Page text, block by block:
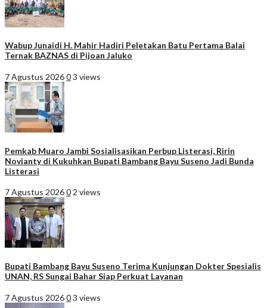
Wabup Junaidi H. Mahir Hadiri Peletakan Batu Pertama Balai
Ternak BAZNAS di Pijoan Jaluko
7 Agustus 202603 views
Pemkab Muaro Jambi Sosialisasikan Perbup Listerasi, Ririn
Novianty di Kukuhkan Bupati Bambang Bayu Suseno Jadi Bunda
Listerasi
7 Agustus 20260 2 views
Bupati Bambang Bayu Suseno Terima Kunjungan Dokter Spesialis
UNAN, RS Sungai Bahar Siap Perkuat Layanan
7 Agustus 202603 views